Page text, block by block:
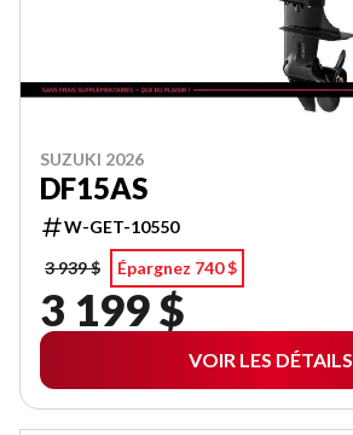
SUZUKI 2026
DF15AS
W-GET-10550
3 939 $
Épargnez 740 $
3 199 $
VOIR LES DÉTAILS